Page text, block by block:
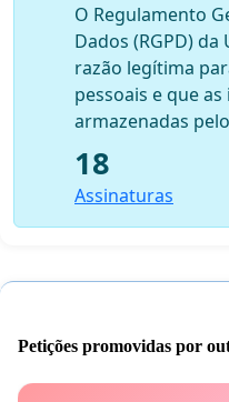
O Regulamento
Dados (RGPD)
razão legítima
pessoais e que
armazenadas
18
Assinaturas
Petições promovidas por